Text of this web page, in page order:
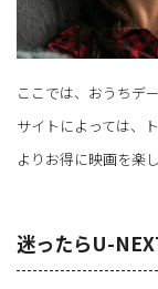
ここでは、おうちデ
サイトによっては、
よりお得に映画を楽
迷ったらU-